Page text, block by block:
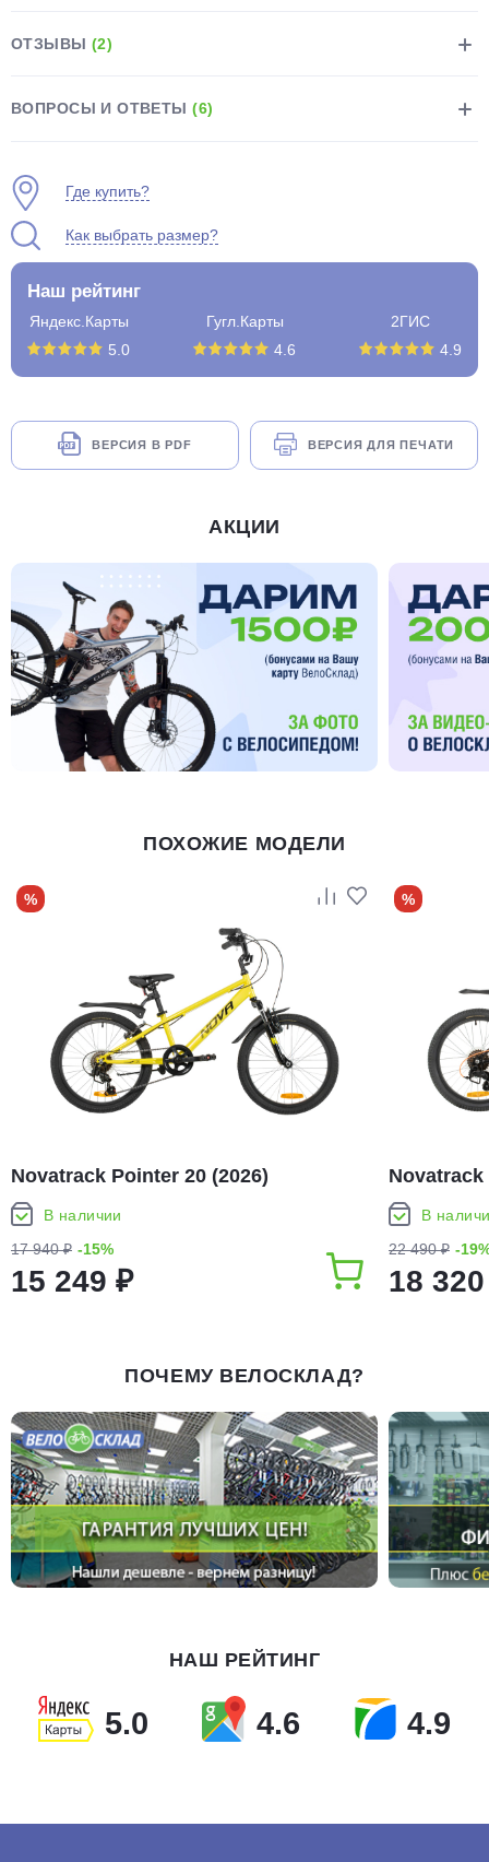
ОТЗЫВЫ (2)
ВОПРОСЫ И ОТВЕТЫ(6)
Где купить?
Как выбрать размер?
Наш рейтинг
Яндекс.Карты
5.0
Гугл.Карты
4.6
2ГИС
4.9
ВЕРСИЯ В PDF ВЕРСИЯ ДЛЯ ПЕЧАТИ
АКЦИИ
ПОХОЖИЕ МОДЕЛИ
%
Novatrack Pointer 20 (2026)
В наличии
17 940 ₽ -15%
15 249 ₽
%
Novatrack
В
22 490 ₽ -
18
ПОЧЕМУ ВЕЛОСКЛАД?
НАШ РЕЙТИНГ
5.0 4.6 4.9